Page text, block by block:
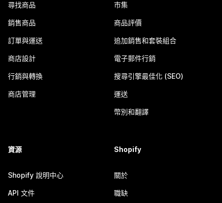
尋找商品
銷售商品
訂單與運送
商店設計
行銷與轉換
商店管理
市集
商品評價
追加銷售和套裝組合
電子郵件行銷
搜尋引擎最佳化 (SEO)
運送
幣別和翻譯
資源
Shopify 說明中心
API 文件
Shopify
關於
職缺